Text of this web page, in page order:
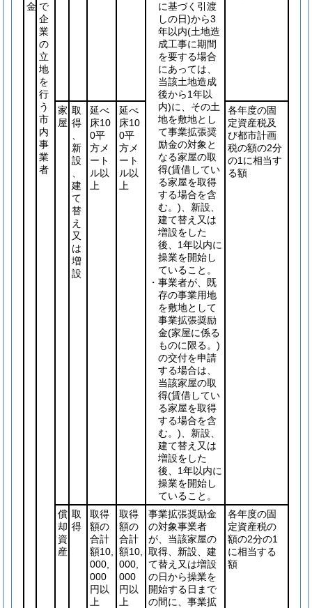
金 で
企
業
の
立
地
を
行
う
市
内
事
業
者
に基づく引渡
しの日)から3
年以内(土地造
成工事に期間
を要する場合
にあっては、
当該土地造成
後から1年以
内)に、その土
地を敷地とし
て事業拡張奨
励金の対象と
なる家屋の取
得(賃借してい
る家屋を取得
する場合を含
む。) 、新設、
建て替え又は
増設をした
後、1年以内に
操業を開始し
ていること。
・事業者が、既
存の事業用地
を敷地として
事業拡張奨励
金(家屋に係る
ものに限る。)
の交付を申請
する場合は、
当該家屋の取
得(賃借してい
る家屋を取得
する場合を含
む。) 、新設、
建て替え又は
増設をした
後、1年以内に
操業を開始し
ていること。
家
屋
取
得
新
設
建
て
替
え
又
は
増
設
延べ
床10
0平
方メ
ート
ル以
上
延べ
床10
0平
方メ
ート
ル以
上
各年度の固
定資産税及
び都市計画
税の額の2分
の1に相当す
る額
償
却
資
産
取
得
取得
額の
合計
額10,
000,
000
円以
上
取得
額の
合計
額10,
000,
000
円以
上
事業拡張奨励金
の対象事業者
が、当該家屋の
取得、新設、建
て替え又は増設
の日から操業を
開始する日まで
の間に、事業拡
各年度の固
定資産税の
額の2分の1
に相当する
額